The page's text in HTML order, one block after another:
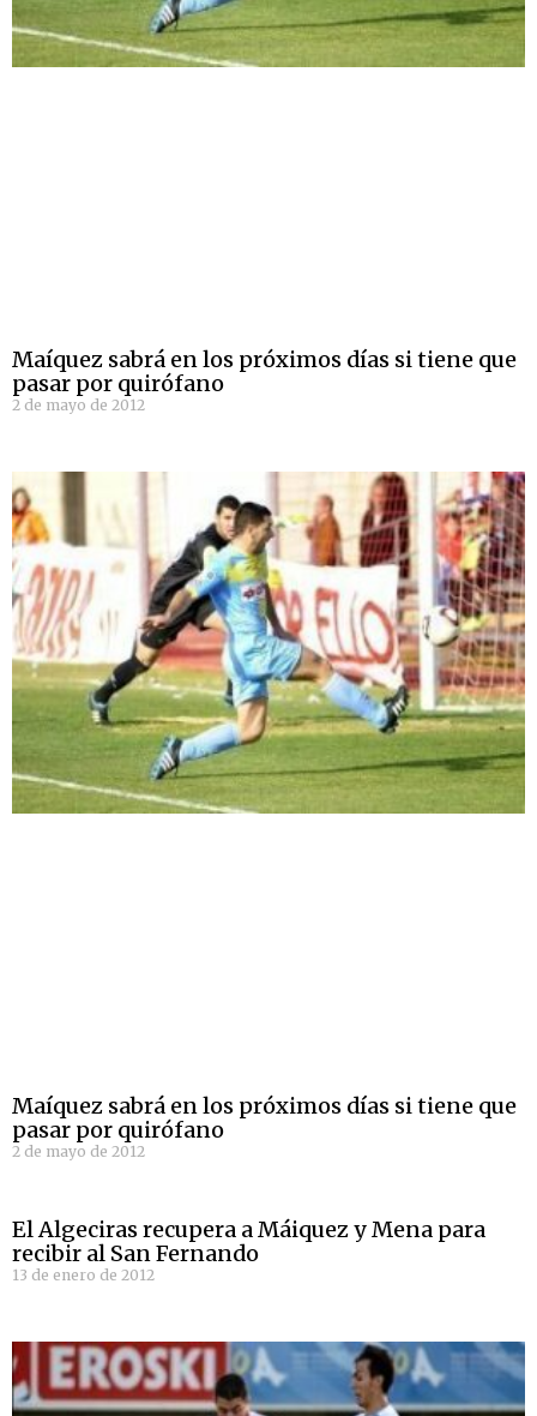
Maíquez sabrá en los próximos días si tiene que
pasar por quirófano
2 de mayo de 2012
Maíquez sabrá en los próximos días si tiene que
pasar por quirófano
2 de mayo de 2012
El Algeciras recupera a Máiquez y Mena para
recibir al San Fernando
13 de enero de 2012